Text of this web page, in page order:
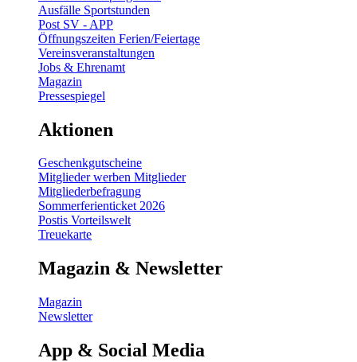
Ausfälle Sportstunden
Post SV - APP
Öffnungszeiten Ferien/Feiertage
Vereinsveranstaltungen
Jobs & Ehrenamt
Magazin
Pressespiegel
Aktionen
Geschenkgutscheine
Mitglieder werben Mitglieder
Mitgliederbefragung
Sommerferienticket 2026
Postis Vorteilswelt
Treuekarte
Magazin & Newsletter
Magazin
Newsletter
App & Social Media